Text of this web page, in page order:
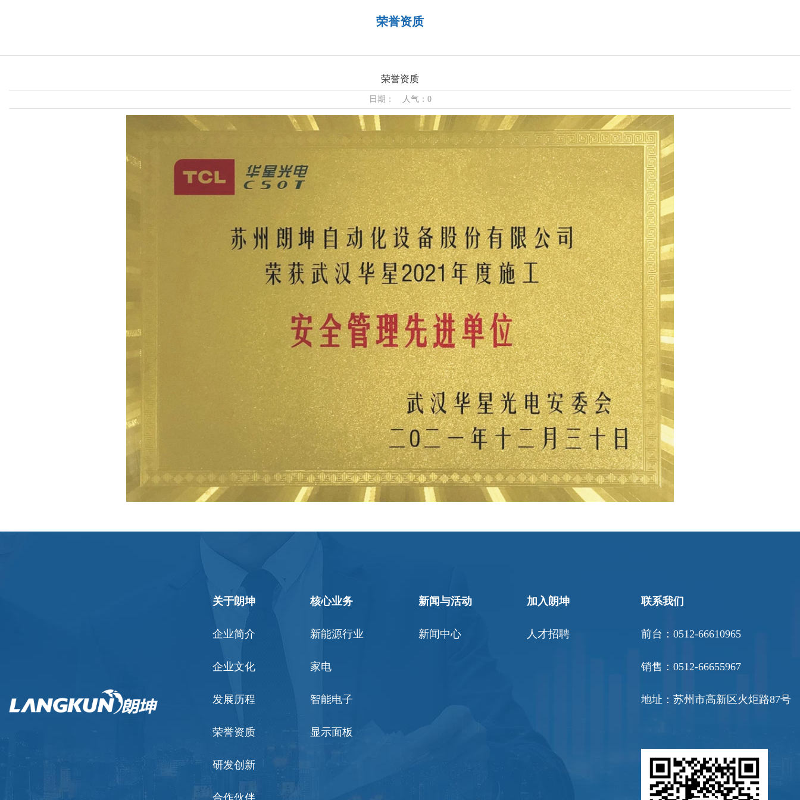
荣誉资质
荣誉资质
日期： 人气：0
关于朗坤
企业简介
企业文化
发展历程
荣誉资质
研发创新
合作伙伴
核心业务
新能源行业
家电
智能电子
显示面板
新闻与活动
新闻中心
加入朗坤
人才招聘
联系我们
前台：0512-66610965
销售：0512-66655967
地址：苏州市高新区火炬路87号